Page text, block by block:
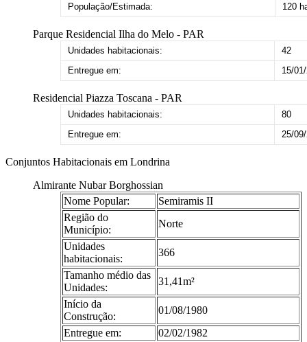
População/Estimada:
120
Parque Residencial Ilha do Melo - PAR
Unidades habitacionais:
42
Entregue em:
15/
Residencial Piazza Toscana - PAR
Unidades habitacionais:
80
Entregue em:
25/
Conjuntos Habitacionais em Londrina
Almirante Nubar Borghossian
Nome Popular:
Semiramis II
Região do
Município:
Norte
Unidades
habitacionais:
366
Tamanho médio das
Unidades:
31,41m²
Início da
Construção:
01/08/1980
Entregue em:
02/02/1982